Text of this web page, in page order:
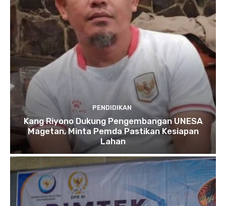
PENDIDIKAN
Kang Riyono Dukung Pengembangan UNESA
Magetan, Minta Pemda Pastikan Kesiapan
Lahan